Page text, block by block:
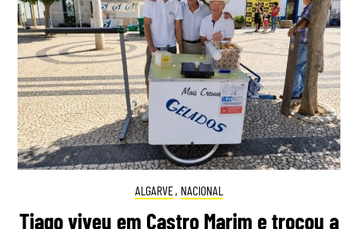
ALGARVE, NACIONAL
Tiago viveu em Castro Marim e trocou a